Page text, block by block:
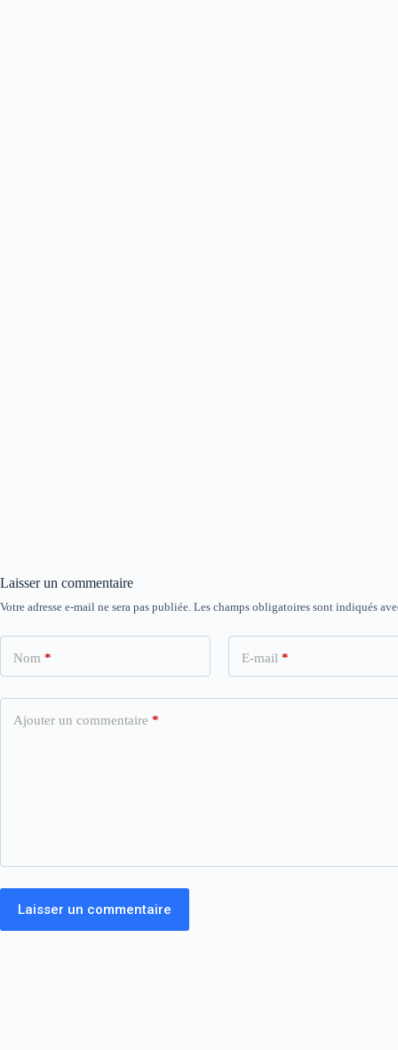
Laisser un commentaire
Votre adresse e-mail ne sera pas publiée. Les champs obligatoires sont indiqués
Nom * E-mail *
Ajouter un commentaire *
Laisser un commentaire